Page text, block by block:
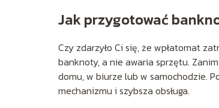
Jak przygotować
Czy zdarzyło Ci się, że wpłatomat
banknoty, a nie awaria sprzętu.
domu, w biurze lub w samochodzie.
mechanizmu i szybsza obsługa.